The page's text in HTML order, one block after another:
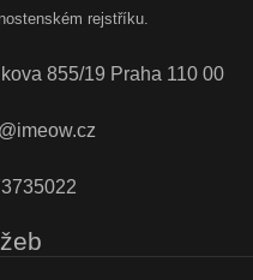
rejstříku.
855/19 Praha 110 00